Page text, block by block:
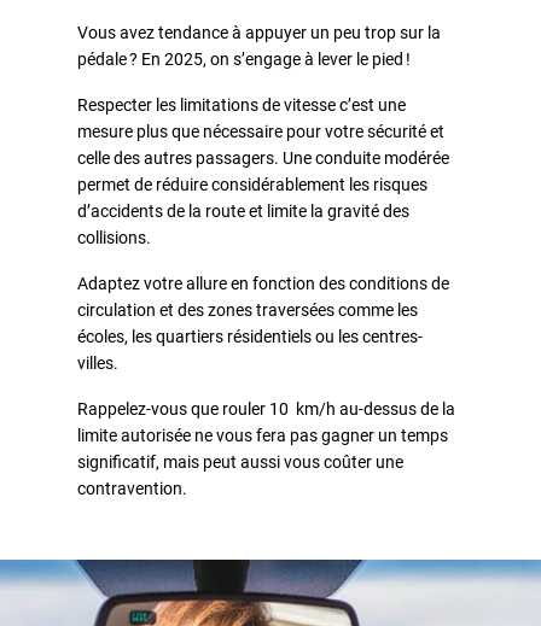
Vous avez tendance à appuyer un peu trop sur la
pédale ? En 2025, on s’engage à lever le pied !
Respecter les limitations de vitesse c’est une
mesure plus que nécessaire pour votre sécurité et
celle des autres passagers. Une conduite modérée
permet de réduire considérablement les risques
d’accidents de la route et limite la gravité des
collisions.
Adaptez votre allure en fonction des conditions de
circulation et des zones traversées comme les
écoles, les quartiers résidentiels ou les centres-
villes.
Rappelez-vous que rouler 10 km/h au-dessus de la
limite autorisée ne vous fera pas gagner un temps
significatif, mais peut aussi vous coûter une
contravention.